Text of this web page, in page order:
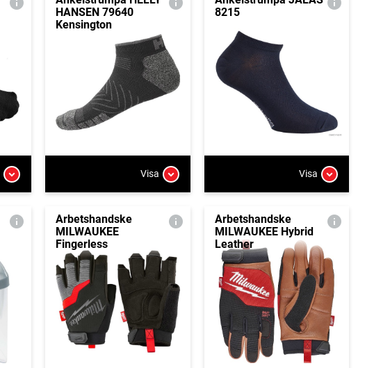
HANSEN 79640
Kensington
Visa
8215
Visa
Arbetshandske
MILWAUKEE
Fingerless
Arbetshandske
MILWAUKEE Hybrid
Leather